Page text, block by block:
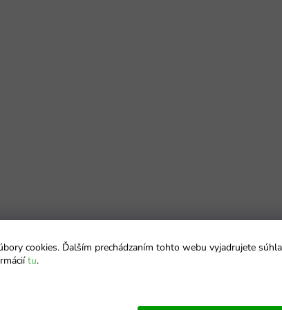
cookies. Ďalším prechádzaním tohto webu vyjadrujete
tu.